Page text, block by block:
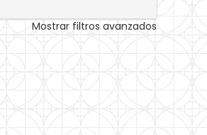
Mostrar filtros avanzados